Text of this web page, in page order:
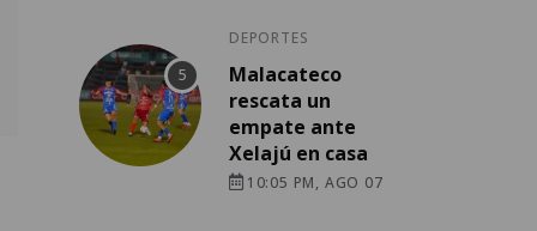
DEPORTES
Malacateco
rescata un
empate ante
Xelajú en casa
10:05 PM, AGO 07